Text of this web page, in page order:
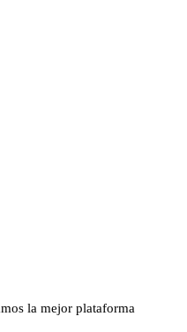
la mejor plataforma